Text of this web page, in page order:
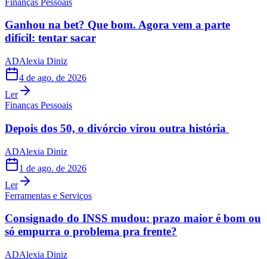
Ganhou na bet? Que bom. Agora vem a parte
difícil: tentar sacar
ADAlexia Diniz
4 de ago. de 2026
Ler
Finanças Pessoais
Depois dos 50, o divórcio virou outra história
ADAlexia Diniz
1 de ago. de 2026
Ler
Ferramentas e Serviços
Consignado do INSS mudou: prazo maior é bom ou
só empurra o problema pra frente?
ADAlexia Diniz